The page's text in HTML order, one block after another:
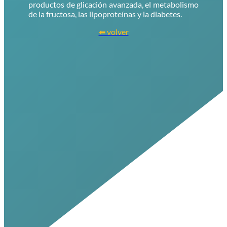
productos de glicación avanzada, el metabolismo
de la fructosa, las lipoproteínas y la diabetes.
⬅ volver